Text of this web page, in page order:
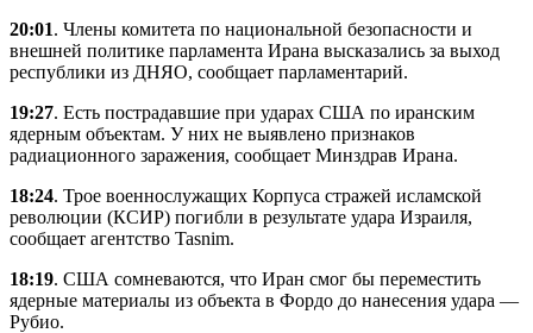
20:01. Члены комитета по национальной безопасности и
внешней политике парламента Ирана высказались за выход
республики из ДНЯО, сообщает парламентарий.
19:27. Есть пострадавшие при ударах США по иранским
ядерным объектам. У них не выявлено признаков
радиационного заражения, сообщает Минздрав Ирана.
18:24. Трое военнослужащих Корпуса стражей исламской
революции (КСИР) погибли в результате удара Израиля,
сообщает агентство Tasnim.
18:19. США сомневаются, что Иран смог бы переместить
ядерные материалы из объекта в Фордо до нанесения удара —
Рубио.